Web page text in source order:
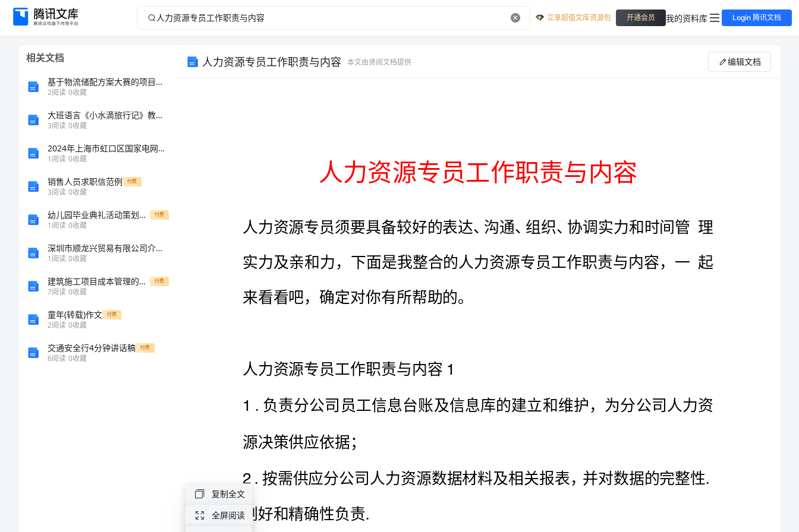
人
立享超值文库资源包 开通会员 我的资料库 Login 腾讯文档
相关文档
基于物流储配方案大赛的项目化教学
2阅读 0收藏
大班语言《小水滴旅行记》教案_4
3阅读 0收藏
2024年上海市虹口区国家电网招聘之文学哲学类考试题库附答案【完整版】
1阅读 0收藏
销售人员求职信范例 付费
3阅读 0收藏
幼儿园毕业典礼活动策划参考 付费
1阅读 0收藏
深圳市顺龙兴贸易有限公司介绍企业发展分析报告
1阅读 0收藏
建筑施工项目成本管理的重要性 付费
7阅读 0收藏
童年(转载)作文 付费
2阅读 0收藏
交通安全行4分钟讲话稿 付费
6阅读 0收藏
人力资源专员工作职责与内容 本文由贤阅文档提供 编辑文档
来看看吧，确定对你有所帮助的。
复制全文
全屏阅读